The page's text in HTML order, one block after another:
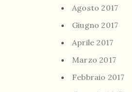
Agosto 2017
Giugno 2017
Aprile 2017
Marzo 2017
Febbraio 2017